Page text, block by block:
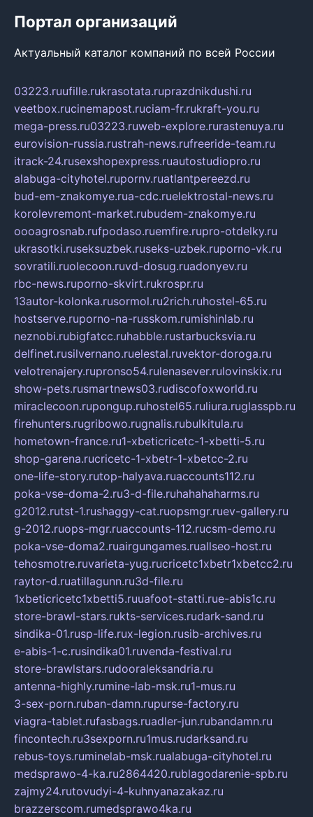
Портал организаций
Актуальный каталог компаний по всей России
03223.ruufille.rukrasotata.ruprazdnikdushi.ru
veetbox.rucinemapost.ruciam-fr.rukraft-you.ru
mega-press.ru03223.ruweb-explore.rurastenuya.ru
eurovision-russia.rustrah-news.rufreeride-team.ru
itrack-24.rusexshopexpress.ruautostudiopro.ru
alabuga-cityhotel.rupornv.ruatlantpereezd.ru
bud-em-znakomye.rua-cdc.ruelektrostal-news.ru
korolevremont-market.rubudem-znakomye.ru
oooagrosnab.rufpodaso.ruemfire.rupro-otdelky.ru
ukrasotki.ruseksuzbek.ruseks-uzbek.ruporno-vk.ru
sovratili.ruolecoon.ruvd-dosug.ruadonyev.ru
rbc-news.ruporno-skvirt.rukrospr.ru
13autor-kolonka.rusormol.ru2rich.ruhostel-65.ru
hostserve.ruporno-na-russkom.rumishinlab.ru
neznobi.rubigfatcc.ruhabble.rustarbucksvia.ru
delfinet.rusilvernano.ruelestal.ruvektor-doroga.ru
velotrenajery.rupronso54.rulenasever.rulovinskix.ru
show-pets.rusmartnews03.rudiscofoxworld.ru
miraclecoon.rupongup.ruhostel65.ruliura.ruglasspb.ru
firehunters.rugribowo.rugnalis.rubulkitula.ru
hometown-france.ru1-xbeticricetc-1-xbetti-5.ru
shop-garena.rucricetc-1-xbetr-1-xbetcc-2.ru
one-life-story.rutop-halyava.ruaccounts112.ru
poka-vse-doma-2.ru3-d-file.ruhahahaharms.ru
g2012.rutst-1.rushaggy-cat.ruopsmgr.ruev-gallery.ru
g-2012.ruops-mgr.ruaccounts-112.rucsm-demo.ru
poka-vse-doma2.ruairgungames.ruallseo-host.ru
tehosmotre.ruvarieta-yug.rucricetc1xbetr1xbetcc2.ru
raytor-d.ruatillagunn.ru3d-file.ru
1xbeticricetc1xbetti5.ruuafoot-statti.rue-abis1c.ru
store-brawl-stars.rukts-services.rudark-sand.ru
sindika-01.rusp-life.rux-legion.rusib-archives.ru
e-abis-1-c.rusindika01.ruvenda-festival.ru
store-brawlstars.rudooraleksandria.ru
antenna-highly.rumine-lab-msk.ru1-mus.ru
3-sex-porn.ruban-damn.rupurse-factory.ru
viagra-tablet.rufasbags.ruadler-jun.rubandamn.ru
fincontech.ru3sexporn.ru1mus.rudarksand.ru
rebus-toys.ruminelab-msk.rualabuga-cityhotel.ru
medsprawo-4-ka.ru2864420.rublagodarenie-spb.ru
zajmy24.rutovudyi-4-kuhnyanazakaz.ru
brazzerscom.rumedsprawo4ka.ru